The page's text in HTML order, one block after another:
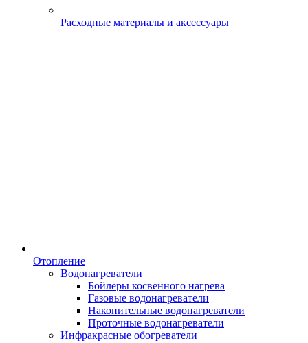
Расходные материалы и аксессуары
Отопление
Водонагреватели
Бойлеры косвенного нагрева
Газовые водонагреватели
Накопительные водонагреватели
Проточные водонагреватели
Инфракрасные обогреватели